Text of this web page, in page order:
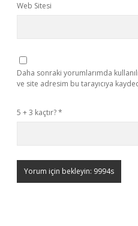
Web Sitesi
Daha sonraki yorumlarımda
ve site adresim bu tarayıcıya
5 + 3 kaçtır?*